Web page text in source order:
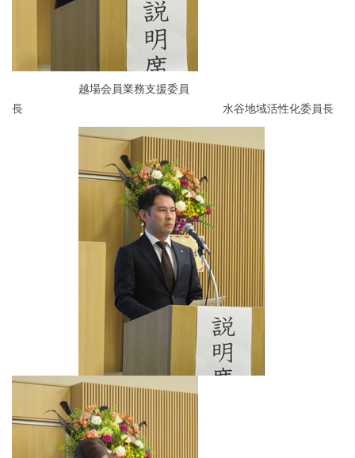
越場会員業務支援委員
長 水谷地域活性化委員長